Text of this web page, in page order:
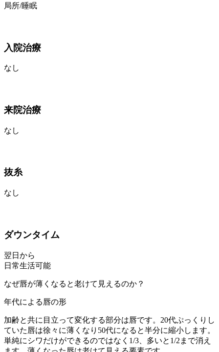
局所/睡眠
入院治療
なし
来院治療
なし
抜糸
なし
ダウンタイム
翌日から
日常生活可能
なぜ唇が薄くなると老けて見えるのか？
年代による唇の形
加齢と共に目立って変化する部分は唇です。20代ぷっくりし
ていた唇は徐々に薄くなり50代になると半分に縮小します。
単純にシワだけができるのではなく1/3、多いと1/2まで消え